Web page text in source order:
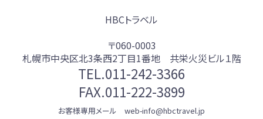
HBCトラベル
〒060-0003
札幌市中央区北3条西2丁目1番地 共栄火災ビル１階
TEL.011-242-3366
FAX.011-222-3899
お客様専用メール web-info@hbctravel.jp